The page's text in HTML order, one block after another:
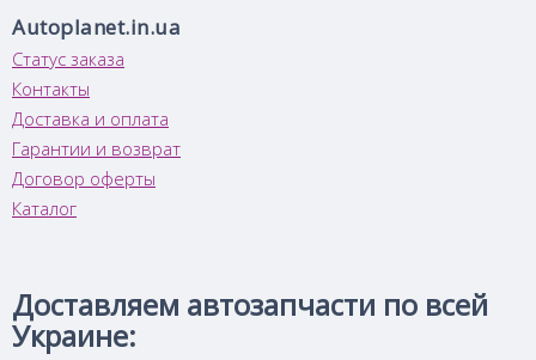
Autoplanet.in.ua
Статус заказа
Контакты
Доставка и оплата
Гарантии и возврат
Договор оферты
Каталог
Доставляем автозапчасти по всей
Украине: